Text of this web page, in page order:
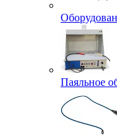
Паяльное